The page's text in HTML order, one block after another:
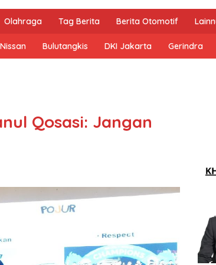
Olahraga Tag Berita Berita Otomotif
Nissan Bulutangkis DKI Jakarta Gerindra
Qosasi: Jangan